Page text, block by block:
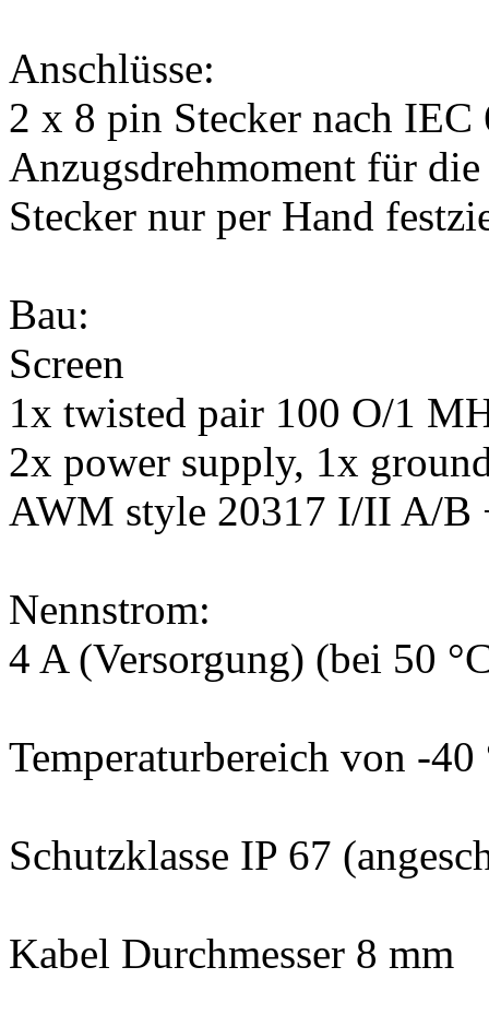
Anschlüsse:
2 x 8 pin Stecker nach IEC
Anzugsdrehmoment für
Stecker nur per Hand
Bau:
Screen
1x twisted pair 100 O/1
2x power supply, 1x
AWM style 20317 I/II A/B
Nennstrom:
4 A (Versorgung) (bei 50
Temperaturbereich von -
Schutzklasse IP 67
Kabel Durchmesser 8 mm